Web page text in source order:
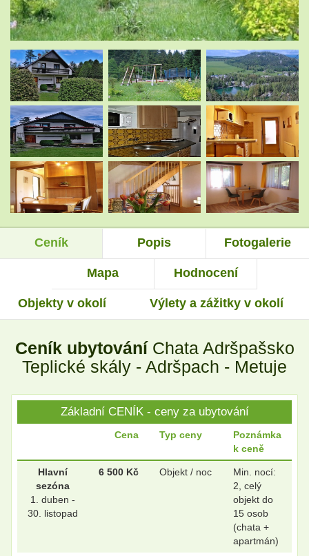
Ceník Popis Fotogalerie
Mapa Hodnocení
Objekty v okolí Výlety a zážitky v okolí
Ceník ubytování Chata Adršpašsko
Teplické skály - Adršpach - Metuje
Základní CENÍK - ceny za ubytování
Cena Typ ceny
Poznámka
k ceně
Hlavní
sezóna
1. duben -
30. listopad
6 500 Kč Objekt / noc
Min. nocí:
2, celý
objekt do
15 osob
(chata +
apartmán)